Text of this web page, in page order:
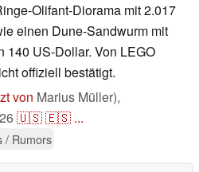
Olifant-Diorama mit 2.017
einen Dune-Sandwurm mit
140 US-Dollar. Von LEGO
offiziell bestätigt.
von Marius Müller),
🇺🇸🇪🇸 ...
/ Rumors